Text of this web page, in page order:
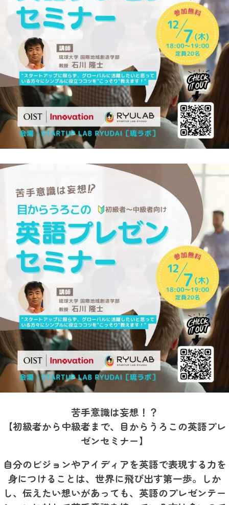
『ダ
イ
バ
ー
シ
テ
ィ
と
働
き
が
い
あ
職
場』
ま
す!!!
苦手意識は妄想！？
【初級者から中級者まで、 目からうろこの英語プレ
ゼンセミナー】
自分のビジョンやアイディアを英語で表現する力を
身につけることは、世界に飛び出す第一歩。しか
し、伝えたい想いがあっても、英語のプレゼンテー